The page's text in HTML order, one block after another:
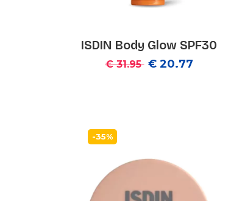
ISDIN Body Glow SPF30
€ 31.95 € 20.77
-35%